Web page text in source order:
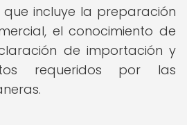
incluye la preparación
el conocimiento de
de importación y
requeridos por las